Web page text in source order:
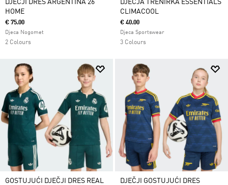
DJEČJI DRES ARGENTINA 26
HOME
€ 75.00
Djeca Nogomet
2 Colours
DJEČJA TRENIRKA ESSENTIALS
CLIMACOOL
€ 40.00
Djeca Sportswear
3 Colours
GOSTUJUĆI DJEČJI DRES REAL
DJEČJI GOSTUJUĆI DRES